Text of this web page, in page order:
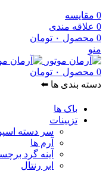
0 مقایسه
0 علاقه مندی
0 محصول ۰ تومان
منو
0 محصول ۰ تومان
دسته بندی ها ⬅️
باک ها
تزیینات
سر دسته
آرم ها
آینه گرد
ابر رنتال